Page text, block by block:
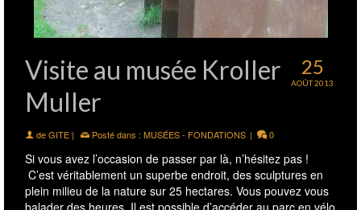
25
AOÛT 2013
Visite au musée Kroller
Muller
deGITE | Posté dans : MUSÉES - FONDATIONS | 0
Si vous avez l’occasion de passer par là, n’hésitez pas !
C’est véritablement un superbe endroit, des sculptures en
plein milieu de la nature sur 25 hectares. Vous pouvez vous
balader des heures. Il est possible d’accéder au parc en vélo